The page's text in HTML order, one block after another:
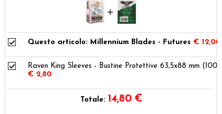
Questo articolo: Millennium Blades - Futures € 12,00
Raven King Sleeves - Bustine Protettive 63,5x88 mm (100)
€ 2,80
Totale: 14,80 €